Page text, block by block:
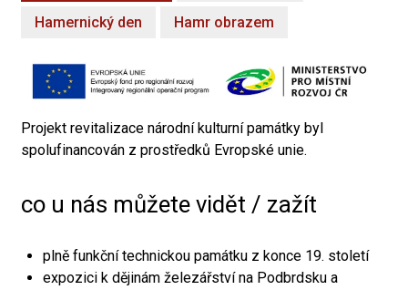
Hamernický den Hamr obrazem
Projekt revitalizace národní kulturní památky byl
spolufinancován z prostředků Evropské unie.
co u nás můžete vidět / zažít
plně funkční technickou památku z konce 19. století
expozici k dějinám železářství na Podbrdsku a